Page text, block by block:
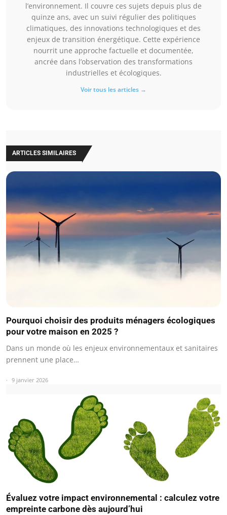
l’environnement. Il couvre ces sujets depuis plus de
quinze ans, avec un suivi régulier des politiques
climatiques, des innovations technologiques et des
enjeux de transition énergétique. Cette expérience
nourrit une approche factuelle et documentée,
ancrée dans l’observation des transformations
industrielles et écologiques.
Voir tous les articles →
ARTICLES SIMILAIRES
Pourquoi choisir des produits ménagers écologiques
pour votre maison en 2025 ?
Dans un monde où les enjeux environnementaux et sanitaires
prennent une place…
9 janvier 2026
Évaluez votre impact environnemental : calculez votre
empreinte carbone dès aujourd’hui